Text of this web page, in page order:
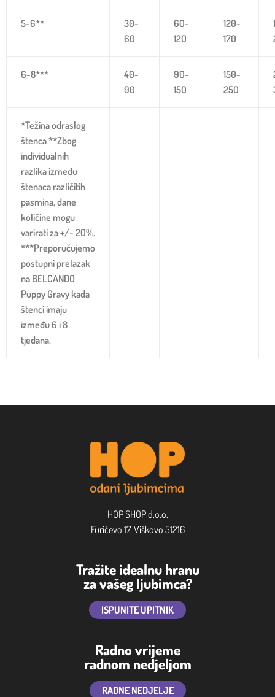
5-6**
30-
60
60-
120
120-
170
6-8***
40-
90
90-
150
150-
250
*Težina odraslog
štenca **Zbog
individualnih
razlika između
štenaca različitih
pasmina, dane
količine mogu
varirati za +/- 20%.
***Preporučujemo
postupni prelazak
na BELCANDO
Puppy Gravy kada
štenci imaju
između 6 i 8
tjedana.
HOP SHOP d.o.o.
Furićevo 17, Viškovo 51216
Tražite idealnu hranu
za vašeg ljubimca?
ISPUNITE UPITNIK
Radno vrijeme
radnom nedjeljom
RADNE NEDJELJE